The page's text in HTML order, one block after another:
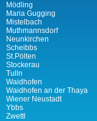
Mödling
Maria Gugging
Mistelbach
Muthmannsdorf
Neunkirchen
Scheibbs
St.Pölten
Stockerau
Tulln
Waidhofen
Waidhofen an der Thaya
Wiener Neustadt
Ybbs
Zwettl